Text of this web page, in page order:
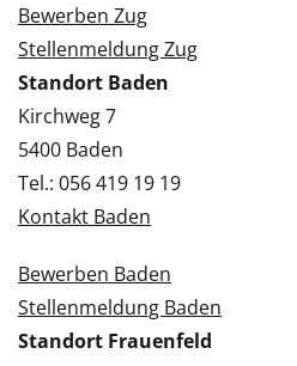
Bewerben Zug
Stellenmeldung Zug
Standort Baden
Kirchweg 7
5400 Baden
Tel.: 056 419 19 19
Kontakt Baden
Bewerben Baden
Stellenmeldung Baden
Standort Frauenfeld